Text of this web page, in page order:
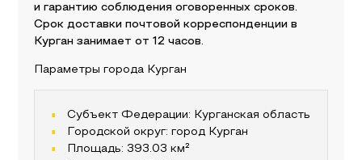
и гарантию соблюдения оговоренных сроков.
Срок доставки почтовой корреспонденции в
Курган занимает от 12 часов.
Параметры города Курган
Субъект Федерации:
Курганская область
Городской округ:город Курган
Площадь: 393.03 км²